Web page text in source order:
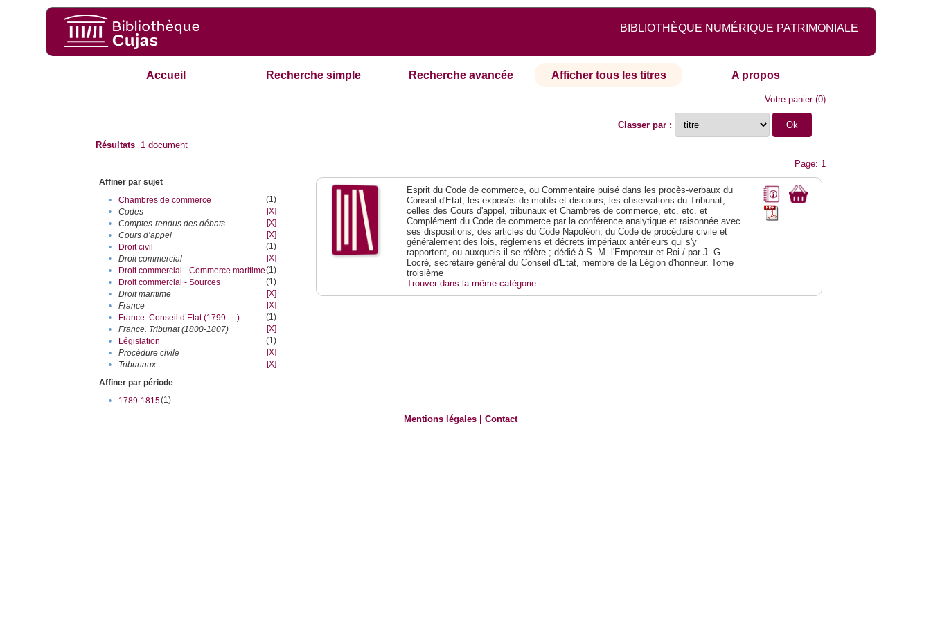
BIBLIOTHÈQUE NUMÉRIQUE PATRIMONIALE
Accueil Recherche simple Recherche avancée Afficher tous les titres A propos
Votre panier(0)
Classer par :
Résultats 1 document
Page: 1
Affiner par sujet
•
Chambres de commerce
(1)
•
Codes
[X]
•
Comptes-rendus des débats
[X]
•
Cours d’appel
[X]
•
Droit civil
(1)
•
Droit commercial
[X]
•
Droit commercial - Commerce maritime(1)
•
Droit commercial - Sources
(1)
•
Droit maritime
[X]
•
France
[X]
•
France. Conseil d’Etat (1799-....)
(1)
•
France. Tribunat (1800-1807)
[X]
•
Législation
(1)
•
Procédure civile
[X]
•
Tribunaux
[X]
Affiner par période
•
1789-1815(1)
Esprit du Code de commerce, ou Commentaire puisé dans les procès-verbaux du
Conseil d'Etat, les exposés de motifs et discours, les observations du Tribunat,
celles des Cours d'appel, tribunaux et Chambres de commerce, etc. etc. et
Complément du Code de commerce par la conférence analytique et raisonnée avec
ses dispositions, des articles du Code Napoléon, du Code de procédure civile et
généralement des lois, réglemens et décrets impériaux antérieurs qui s'y
rapportent, ou auxquels il se réfère ; dédié à S. M. l'Empereur et Roi / par J.-G.
Locré, secrétaire général du Conseil d'Etat, membre de la Légion d'honneur. Tome
troisième
Trouver dans la même catégorie
Mentions légales |Contact